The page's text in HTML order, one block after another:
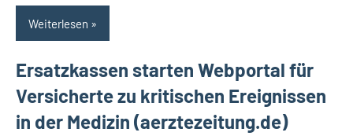
Weiterlesen
Ersatzkassen starten Webportal für
Versicherte zu kritischen Ereignissen
in der Medizin (aerztezeitung.de)